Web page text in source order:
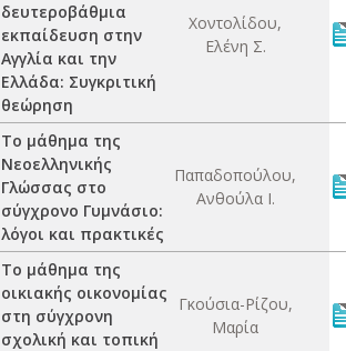
δευτεροβάθμια
εκπαίδευση στην
Αγγλία και την
Ελλάδα: Συγκριτική
θεώρηση
Χοντολίδου,
Ελένη Σ.
Το μάθημα της
Νεοελληνικής
Γλώσσας στο
σύγχρονο Γυμνάσιο:
λόγοι και πρακτικές
Παπαδοπούλου,
Ανθούλα Ι.
Το μάθημα της
οικιακής οικονομίας
στη σύγχρονη
σχολική και τοπική
Γκούσια-Ρίζου,
Μαρία